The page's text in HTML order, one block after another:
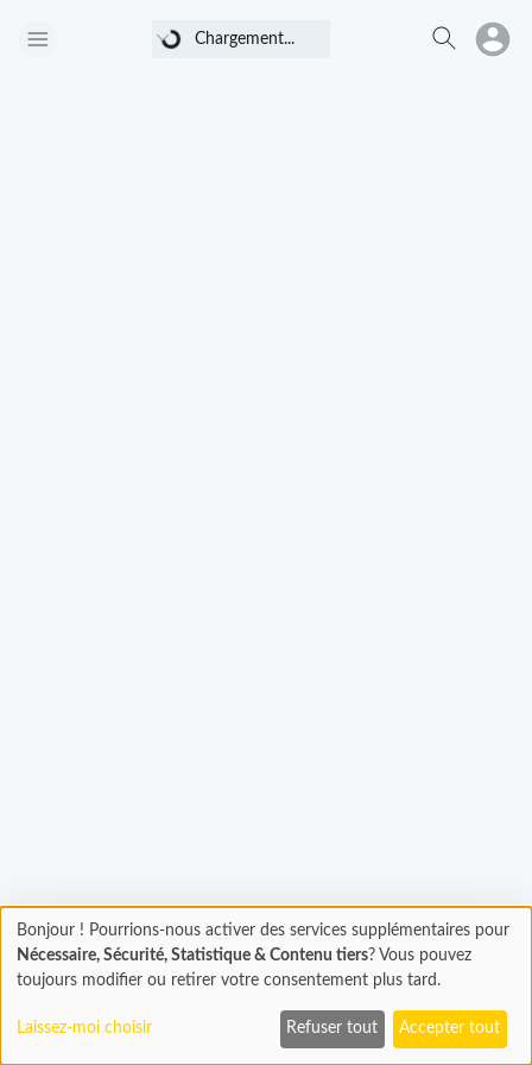
Chargement...
Chargement... Chargement
En cours...
Bonjour ! Pourrions-nous activer des services supplémentaires pour
Nécessaire, Sécurité, Statistique & Contenu tiers? Vous pouvez
toujours modifier ou retirer votre consentement plus tard.
Laissez-moi choisir Refuser tout Accepter tout